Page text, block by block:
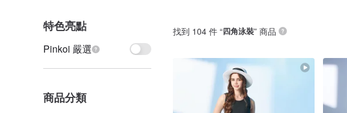
特色亮點
Pinkoi 嚴選
商品分類
找到 104 件 “四角泳裝” 商品